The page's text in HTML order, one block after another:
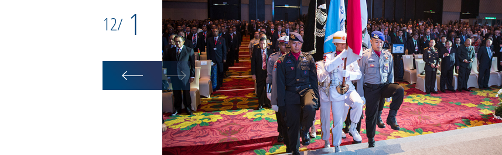
1
/
12